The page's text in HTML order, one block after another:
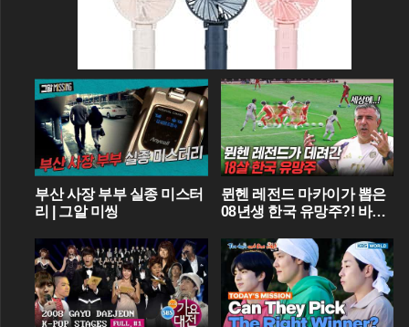
부산 사장 부부 실종 미스터
리 | 그알 미씽
뮌헨 레전드 마카이가 뽑은
08년생 한국 유망주?! 바이
4명이라니...